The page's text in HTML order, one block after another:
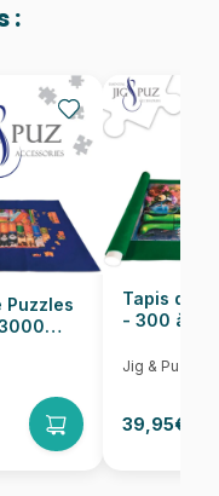
cm
:
Puzzles
Tapis de
- 300 à
Jig & Puz
39,95€